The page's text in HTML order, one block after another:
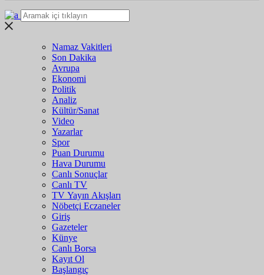
Namaz Vakitleri
Son Dakika
Avrupa
Ekonomi
Politik
Analiz
Kültür/Sanat
Video
Yazarlar
Spor
Puan Durumu
Hava Durumu
Canlı Sonuçlar
Canlı TV
TV Yayın Akışları
Nöbetçi Eczaneler
Giriş
Gazeteler
Künye
Canlı Borsa
Kayıt Ol
Başlangıç